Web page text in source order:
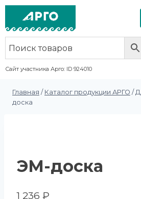
Сайт участника Арго: ID 924010
Главная / Каталог продукции АРГО /
доска
ЭМ-доска
1 236 ₽